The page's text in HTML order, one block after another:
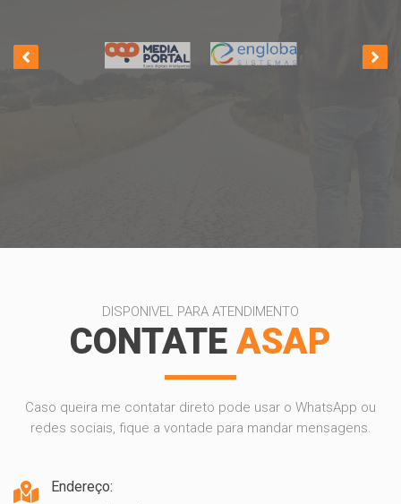
DISPONIVEL PARA ATENDIMENTO
CONTATE ASAP
Caso queira me contatar direto pode usar o WhatsApp ou
redes sociais, fique a vontade para mandar mensagens.
Endereço: